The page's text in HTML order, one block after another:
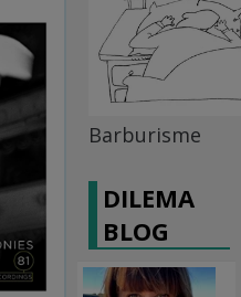
Barburisme
DILEMA
BLOG